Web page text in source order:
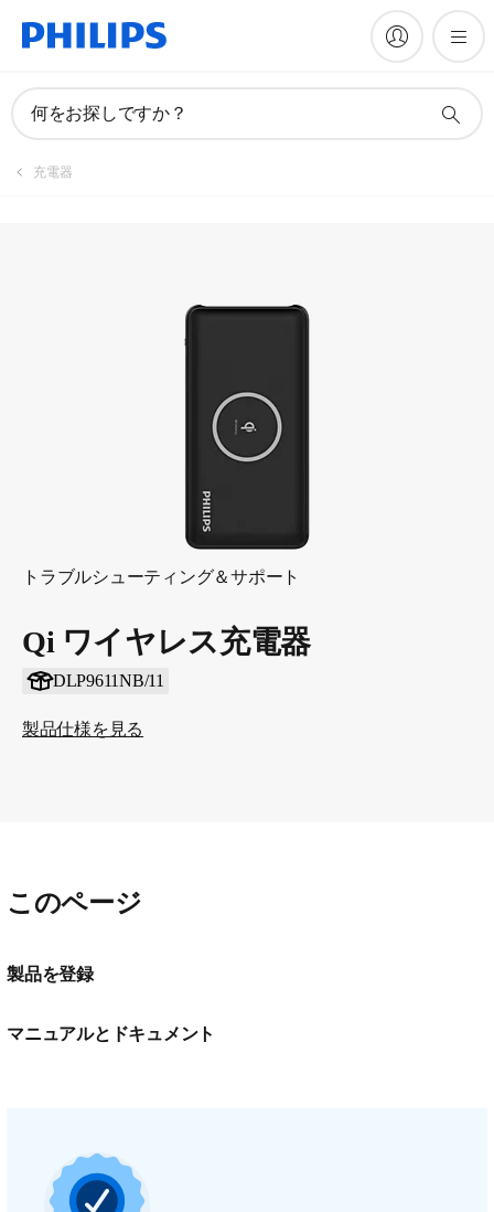
何をお探しですか？
充電器
トラブルシューティング＆サポート
Qi ワイヤレス充電器
DLP9611NB/11
製品仕様を見る
このページ
製品を登録
マニュアルとドキュメント